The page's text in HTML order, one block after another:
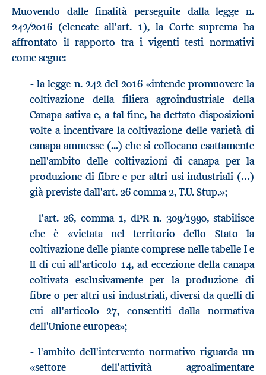
Muovendo dalle finalità perseguite dalla legge n.
242/2016 (elencate all'art. 1), la Corte suprema ha
affrontato il rapporto tra i vigenti testi normativi
come segue:
- la legge n. 242 del 2016 «intende promuovere la
coltivazione della filiera agroindustriale della
Canapa sativa e, a tal fine, ha dettato disposizioni
volte a incentivare la coltivazione delle varietà di
canapa ammesse (...) che si collocano esattamente
nell'ambito delle coltivazioni di canapa per la
produzione di fibre e per altri usi industriali (…)
già previste dall'art. 26 comma 2, T.U. Stup.»;
- l'art. 26, comma 1, dPR n. 309/1990, stabilisce
che è «vietata nel territorio dello Stato la
coltivazione delle piante comprese nelle tabelle I e
II di cui all'articolo 14, ad eccezione della canapa
coltivata esclusivamente per la produzione di
fibre o per altri usi industriali, diversi da quelli di
cui all'articolo 27, consentiti dalla normativa
dell'Unione europea»;
- l'ambito dell'intervento normativo riguarda un
«settore dell'attività agroalimentare